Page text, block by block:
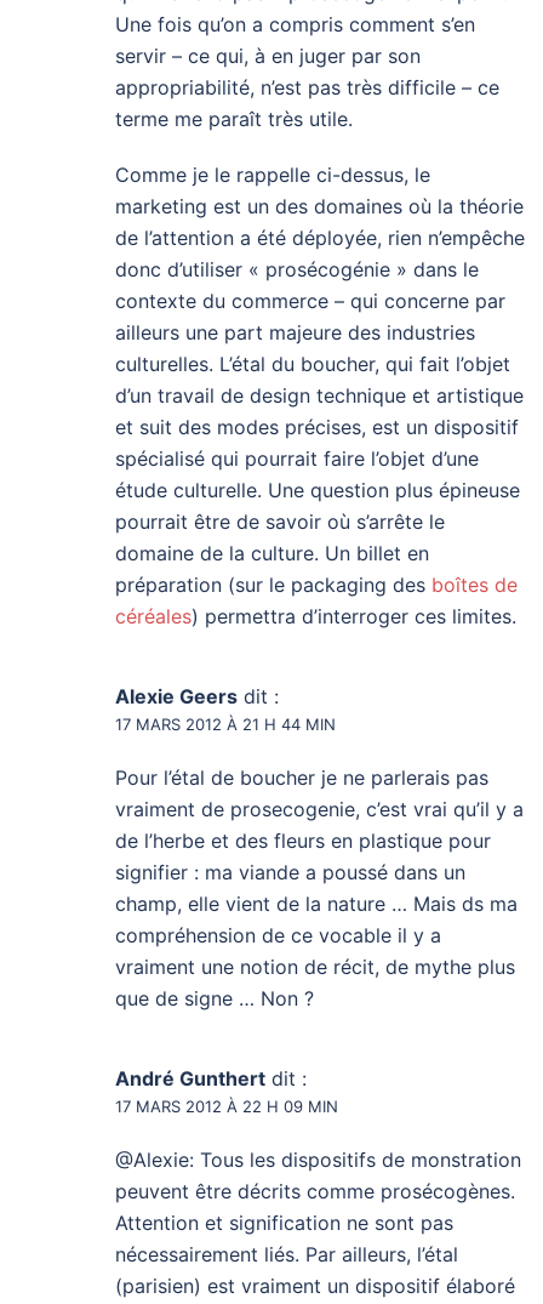
Une fois qu’on a compris comment s’en
servir – ce qui, à en juger par son
appropriabilité, n’est pas très difficile – ce
terme me paraît très utile.
Comme je le rappelle ci-dessus, le
marketing est un des domaines où la théorie
de l’attention a été déployée, rien n’empêche
donc d’utiliser « prosécogénie » dans le
contexte du commerce – qui concerne par
ailleurs une part majeure des industries
culturelles. L’étal du boucher, qui fait l’objet
d’un travail de design technique et artistique
et suit des modes précises, est un dispositif
spécialisé qui pourrait faire l’objet d’une
étude culturelle. Une question plus épineuse
pourrait être de savoir où s’arrête le
domaine de la culture. Un billet en
préparation (sur le packaging des boîtes de
céréales) permettra d’interroger ces limites.
Alexie Geers dit :
17 MARS 2012 À 21 H 44 MIN
Pour l’étal de boucher je ne parlerais pas
vraiment de prosecogenie, c’est vrai qu’il y a
de l’herbe et des fleurs en plastique pour
signifier : ma viande a poussé dans un
champ, elle vient de la nature … Mais ds ma
compréhension de ce vocable il y a
vraiment une notion de récit, de mythe plus
que de signe … Non ?
André Gunthert dit :
17 MARS 2012 À 22 H 09 MIN
@Alexie: Tous les dispositifs de monstration
peuvent être décrits comme prosécogènes.
Attention et signification ne sont pas
nécessairement liés. Par ailleurs, l’étal
(parisien) est vraiment un dispositif élaboré